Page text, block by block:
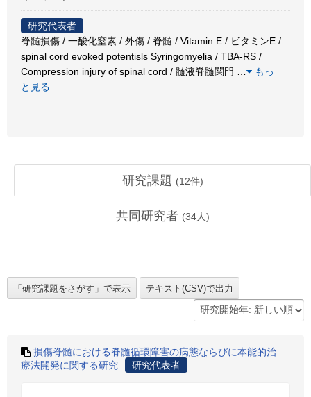
研究代表者
脊髄損傷 / 一酸化窒素 / 外傷 / 脊髄 / Vitamin E / ビタミンE /
spinal cord evoked potentisls Syringomyelia / TBA-RS /
Compression injury of spinal cord / 髄液脊髄関門
もっ
と見る
研究課題 (12件)
共同研究者 (34人)
損傷脊髄における脊髄循環障害の病態ならびに本能的治
療法開発に関する研究
研究代表者